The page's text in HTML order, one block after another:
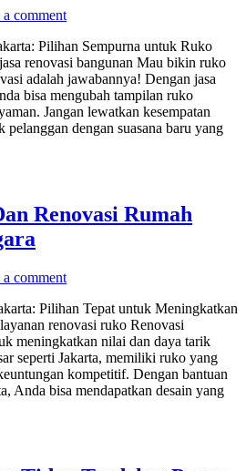
comment
Pilihan Sempurna untuk Ruko
renovasi bangunan Mau bikin ruko
adalah jawabannya! Dengan jasa
bisa mengubah tampilan ruko
Jangan lewatkan kesempatan
dengan suasana baru yang
Renovasi Rumah
comment
Pilihan Tepat untuk Meningkatkan
renovasi ruko Renovasi
meningkatkan nilai dan daya tarik
seperti Jakarta, memiliki ruko yang
kompetitif. Dengan bantuan
Anda bisa mendapatkan desain yang